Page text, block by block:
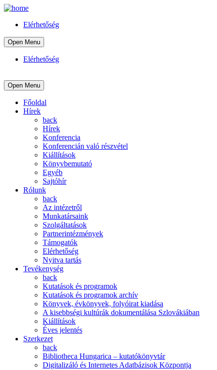
Elérhetőség
Open Menu
Elérhetőség
Open Menu
Főoldal
Hírek
back
Hírek
Konferencia
Konferencián való részvétel
Kiállítások
Könyvbemutató
Egyéb
Sajtóhír
Rólunk
back
Az intézetről
Munkatársaink
Szolgáltatások
Partnerintézmények
Támogatók
Elérhetőség
Nyitva tartás
Tevékenység
back
Kutatások és programok
Kutatások és programok archív
Könyvek, évkönyvek, folyóirat kiadása
A kisebbségi kultúrák dokumentálása Szlovákiában
Kiállítások
Éves jelentés
Szerkezet
back
Bibliotheca Hungarica – kutatókönyvtár
Digitalizáló és Internetes Adatbázisok Központja